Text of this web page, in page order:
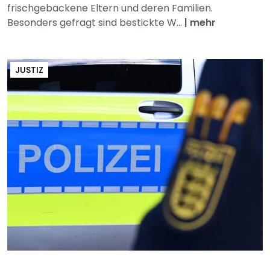
frischgebackene Eltern und deren Familien.
Besonders gefragt sind bestickte W... | mehr
JUSTIZ